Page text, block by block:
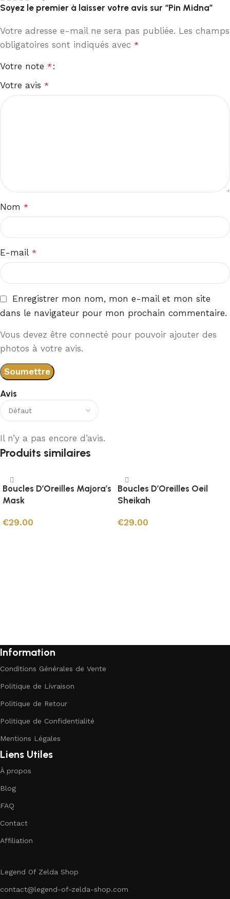
Avis
Il n’y a pas encore d’avis.
Soyez le premier à laisser votre avis sur “Pin Midna”
Votre adresse e-mail ne sera pas publiée. Les champs
obligatoires sont indiqués avec *
Votre note *
Votre avis *
Nom *
E-mail *
Enregistrer mon nom, mon e-mail et mon site
dans le navigateur pour mon prochain commentaire.
Vous devez être connecté pour pouvoir ajouter des
photos à votre avis.
Produits similaires
Boucles D’Oreilles Majora’s
Mask
€29.00
Boucles D’Oreilles Oeil
Sheikah
€29.00
Information
Conditions Générales de Vente
Politique de Livraison
Politique de Retour
Politique de Confidentialité
Mentions Légales
Liens Utiles
À propos
Blog
FAQ
Contact
Affiliation
Legend Of Zelda Shop
contact@legend-of-zelda-shop.com